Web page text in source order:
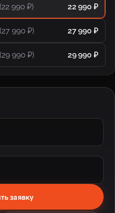
990 ₽) 22 990 ₽
990 ₽) 27 990 ₽
990 ₽) 29 990 ₽
заявку